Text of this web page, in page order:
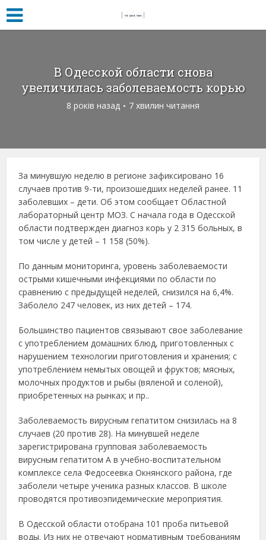
В Одесской области снова
увеличилась заболеваемость корью
8 років назад 7 хвилин читання
За минувшую неделю в регионе зафиксировано 16
случаев против 9-ти, произошедших неделей ранее. 11
заболевших – дети. Об этом сообщает Областной
лабораторный центр МОЗ. С начала года в Одесской
области подтвержден диагноз корь у 2 315 больных, в
том числе у детей – 1 158 (50%).
По данным мониторинга, уровень заболеваемости
острыми кишечными инфекциями по области по
сравнению с предыдущей неделей, снизился на 6,4%.
Заболело 247 человек, из них детей – 174.
Большинство пациентов связывают свое заболевание
с употреблением домашних блюд, приготовленных с
нарушением технологии приготовления и хранения; с
употреблением немытых овощей и фруктов; мясных,
молочных продуктов и рыбы (вяленой и соленой),
приобретенных на рынках; и пр..
Заболеваемость вирусным гепатитом снизилась на 8
случаев (20 против 28). На минувшей неделе
зарегистрирована групповая заболеваемость
вирусным гепатитом А в учебно-воспитательном
комплексе села Федосеевка Окнянского района, где
заболели четыре ученика разных классов. В школе
проводятся противоэпидемические мероприятия.
В Одесской области отобрана 101 проба питьевой
воды. Из них не отвечают нормативным требованиям